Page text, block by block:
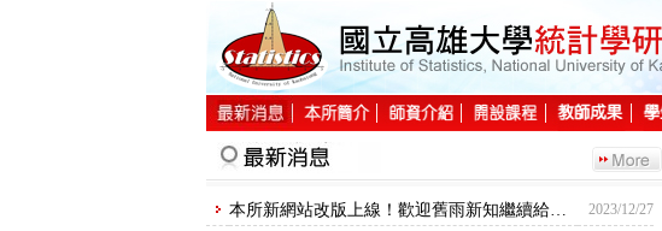
本所新網站改版上線！ 歡迎舊雨新知繼續給予支持及指教! 2023/12/27